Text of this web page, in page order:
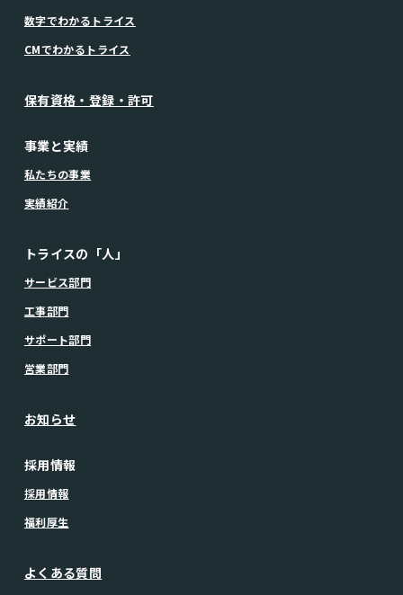
数字でわかるトライス
CMでわかるトライス
保有資格・登録・許可
事業と実績
私たちの事業
実績紹介
トライスの「人」
サービス部門
工事部門
サポート部門
営業部門
お知らせ
採用情報
採用情報
福利厚生
よくある質問